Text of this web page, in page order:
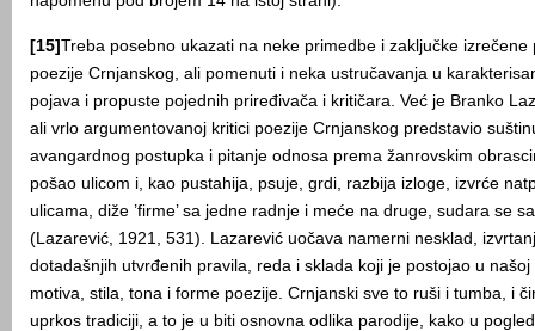
[15] Treba posebno ukazati na neke primedbe i zaključke izrečene
poezije Crnjanskog, ali pomenuti i neka ustručavanja u
pojava i propuste pojednih priređivača i kritičara. Već je Branko
ali vrlo argumentovanoj kritici poezije Crnjanskog predstavio
avangardnog postupka i pitanje odnosa prema žanrovskim
pošao ulicom i, kao pustahija, psuje, grdi, razbija izloge, izvrće
ulicama, diže ’firme’ sa jedne radnje i meće na druge, sudara se
(Lazarević, 1921, 531). Lazarević uočava namerni nesklad,
dotadašnjih utvrđenih pravila, reda i sklada koji je postojao u
motiva, stila, tona i forme poezije. Crnjanski sve to ruši i tumba, i
uprkos tradiciji, a to je u biti osnovna odlika parodije, kako u